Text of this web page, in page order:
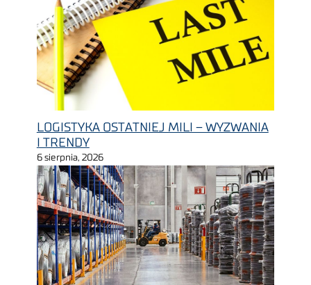
LOGISTYKA OSTATNIEJ MILI – WYZWANIA
I TRENDY
6 sierpnia, 2026